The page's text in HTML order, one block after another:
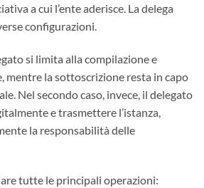
a cui l’ente aderisce. La delega
configurazioni.
si limita alla compilazione e
mentre la sottoscrizione resta in capo
Nel secondo caso, invece, il delegato
e trasmettere l’istanza,
la responsabilità delle
tutte le principali operazioni: